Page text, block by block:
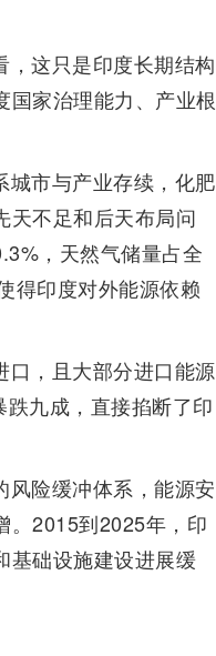
这只是印度长期结构
国家治理能力、产业根
城市与产业存续，化肥
天不足和后天布局问
，天然气储量占全
得印度对外能源依赖
口，且大部分进口能源
九成，直接掐断了印
险缓冲体系，能源安
。2015到2025年，印
基础设施建设进展缓